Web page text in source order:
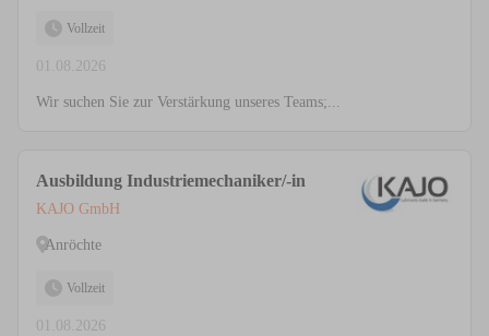
Vollzeit
01.08.2026
Wir suchen Sie zur Verstärkung unseres Teams;...
Ausbildung Industriemechaniker/-in
KAJO GmbH
Anröchte
Vollzeit
01.08.2026